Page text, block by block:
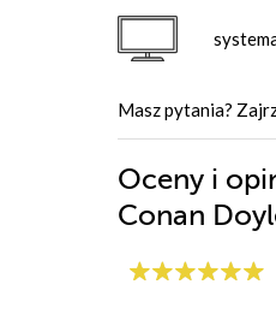
Masz pytania?
Oceny i
Conan